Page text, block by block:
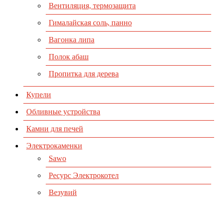
Вентиляция, термозащита
Гималайская соль, панно
Вагонка липа
Полок абаш
Пропитка для дерева
Купели
Обливные устройства
Камни для печей
Электрокаменки
Sawo
Ресурс Электрокотел
Везувий